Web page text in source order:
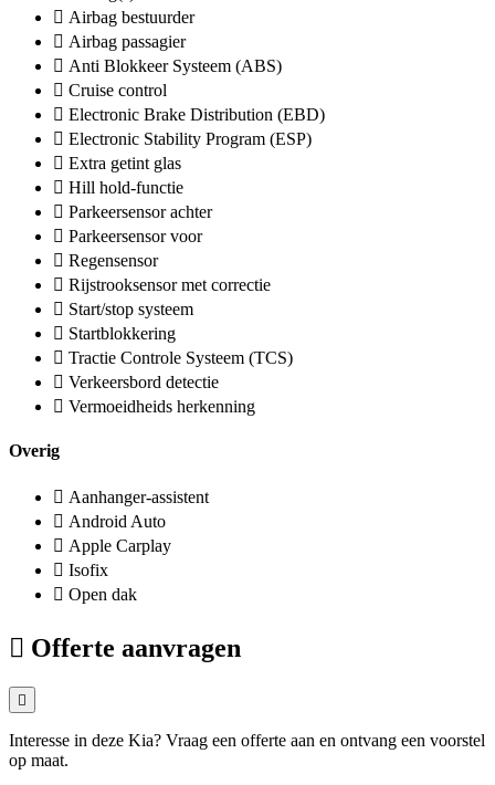
Airbag bestuurder
Airbag passagier
Anti Blokkeer Systeem (ABS)
Cruise control
Electronic Brake Distribution (EBD)
Electronic Stability Program (ESP)
Extra getint glas
Hill hold-functie
Parkeersensor achter
Parkeersensor voor
Regensensor
Rijstrooksensor met correctie
Start/stop systeem
Startblokkering
Tractie Controle Systeem (TCS)
Verkeersbord detectie
Vermoeidheids herkenning
Overig
Aanhanger-assistent
Android Auto
Apple Carplay
Isofix
Open dak
Offerte aanvragen
Interesse in deze Kia? Vraag een offerte aan en ontvang een voorstel
op maat.